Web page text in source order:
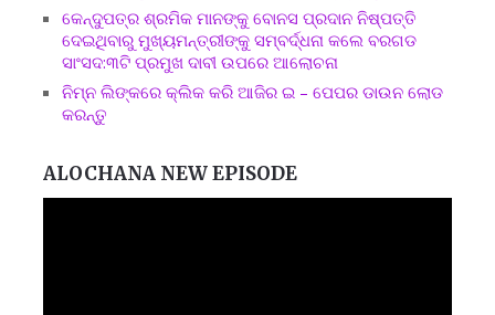
କେନ୍ଦୁପତ୍ର ଶ୍ରମିକ ମାନଙ୍କୁ ବୋନସ ପ୍ରଦାନ ନିଷ୍ପତ୍ତି
ଦେଇଥିବାରୁ ମୁଖ୍ୟମନ୍ତ୍ରୀଙ୍କୁ ସମ୍ବର୍ଦ୍ଧନା କଲେ ବରଗଡ
ସାଂସଦ:୩ଟି ପ୍ରମୁଖ ଦାବୀ ଉପରେ ଆଲୋଚନା
ନିମ୍ନ ଲିଙ୍କରେ କ୍ଲିକ କରି ଆଜିର ଇ – ପେପର ଡାଉନ ଲୋଡ
କରନ୍ତୁ
ALOCHANA NEW EPISODE